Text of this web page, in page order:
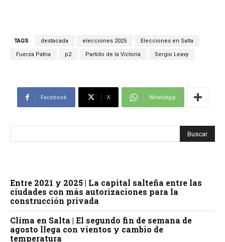
TAGS destacada elecciones 2025 Elecciones en Salta
Fuerza Patria p2 Partido de la Victoria Sergio Leavy
Facebook X WhatsApp
Entre 2021 y 2025 | La capital salteña entre las
ciudades con más autorizaciones para la
construcción privada
Clima en Salta | El segundo fin de semana de
agosto llega con vientos y cambio de
temperatura